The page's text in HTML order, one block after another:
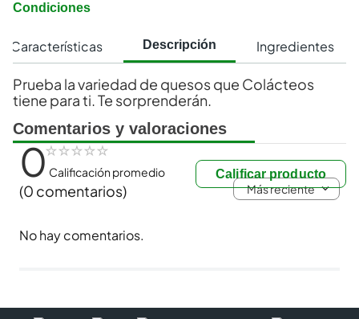
Condiciones
Características Descripción Ingredientes
Prueba la variedad de quesos que Colácteos
tiene para ti. Te sorprenderán.
Comentarios y valoraciones
Calificar producto
☆☆☆☆☆
0Calificación promedio
(0 comentarios) Más reciente
No hay comentarios.